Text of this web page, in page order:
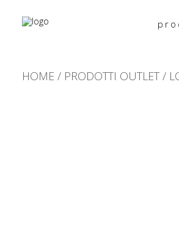
HOME PRODOTTI OUTLET